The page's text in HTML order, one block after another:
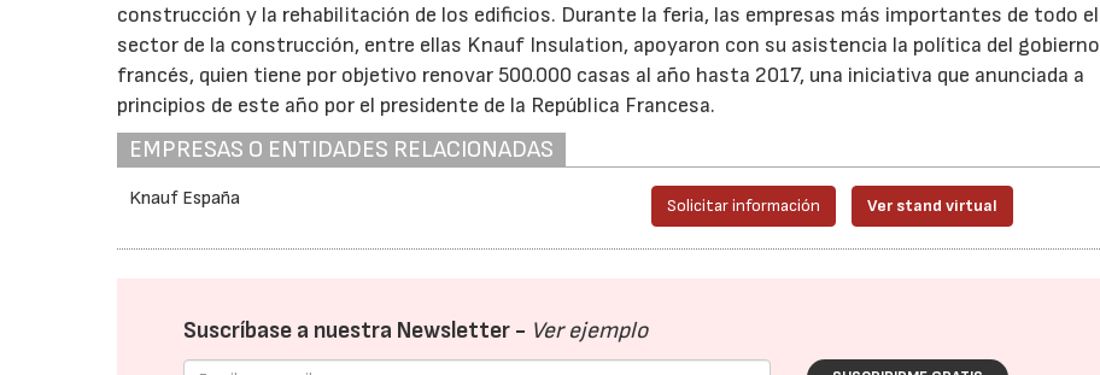
construcción y la rehabilitación de los edificios. Durante la feria, las empresas más importantes de todo el
sector de la construcción, entre ellas Knauf Insulation, apoyaron con su asistencia la política del gobierno
francés, quien tiene por objetivo renovar 500.000 casas al año hasta 2017, una iniciativa que anunciada a
principios de este año por el presidente de la República Francesa.
EMPRESAS O ENTIDADES RELACIONADAS
Knauf España Solicitar información Ver stand virtual
Suscríbase a nuestra Newsletter - Ver ejemplo